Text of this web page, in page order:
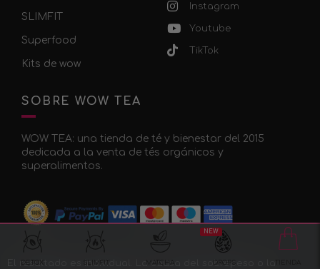
SLIMFIT
Superfood
Kits de wow
Instagram
Youtube
TikTok
SOBRE WOW TEA
WOW TEA: una tienda de té y bienestar del 2015
dedicada a la venta de tés orgánicos y
superalimentos.
El resultado es individual. La causa del sobrepeso o la
DETOX SLIMFIT MATCHA
NEW
DROPS